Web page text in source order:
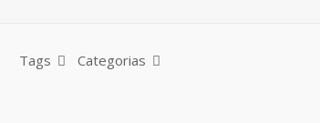
Categorias
Tags